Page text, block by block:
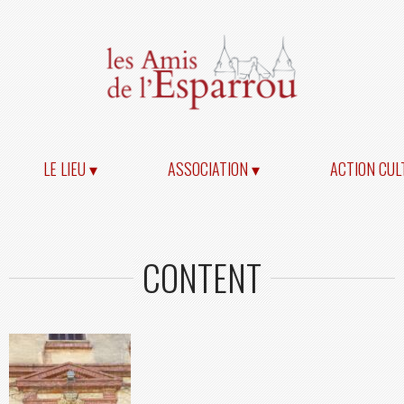
LE LIEU ▾ ASSOCIATION ▾ ACTION
CONTENT